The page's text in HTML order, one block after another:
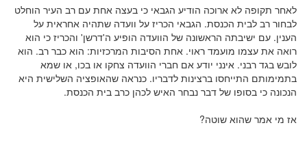
לאחר תקופה לא ארוכה הודיע הגבאי כי בעצה אחת עם רב העיר הוחלט
לבחור רב לבית הכנסת. הגבאי הכריז על וועדה שתהיה אחראית על
הענין. עם ישיבתה הראשונה של הוועדה הופיע ה'דרשן' והכריז כי הוא
רואה את עצמו מועמד ראוי. אחת הסיבות המרכזיות: הוא כבר רב. הוא
לובש בגד רבני. אינני יודע אם חברי הוועדה צחקו או בכו, או שמא
בתמימותם התייחסו ברצינות לדבריו. כנראה שהאופציה השלישית היא
הנכונה כי בסופו של דבר נבחר האיש לכהן כרב בית הכנסת.
אז מי אמר שהוא שוטה?